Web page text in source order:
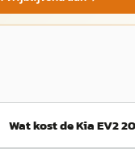
Wat kost de Kia EV2